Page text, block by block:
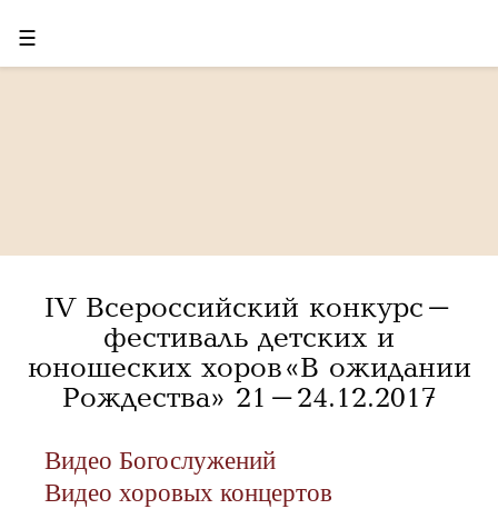
☰
IV Всероссийский конкурс-
фестиваль детских и
юношеских хоров «В ожидании
Рождества» 21-24.12.2017
Видео Богослужений
Видео хоровых концертов